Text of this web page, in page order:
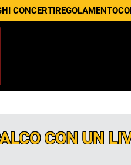
CONCERTIREGOLAMENTO
CON UN